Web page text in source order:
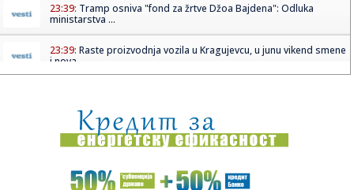
23:39: Tramp osniva "fond za žrtve Džoa Bajdena": Odluka
ministarstva ...
23:39: Raste proizvodnja vozila u Kragujevcu, u junu vikend smene
i nova...
23:22:VAŽNA PORUKA: Delije, ovo morate da znate pred revanš
sa Partiz...
23:12:Sportske igre mladih u četvrtak na terenima Osnovne škole